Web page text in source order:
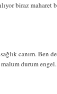
biraz maharet
canım. Ben
durum